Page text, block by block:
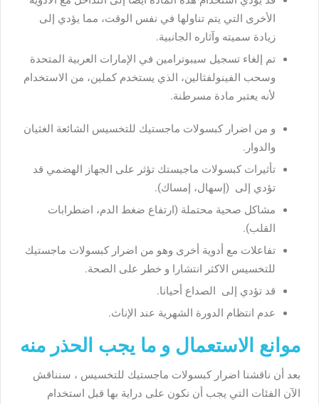
الأخرى التي يتم تناولها في نفس الوقت، مما يؤدي إلى
زيادة سميته وآثاره الجانبية.
تم إلغاء تسجيل سيبوترامين في الإمارات العربية المتحدة
وسحب الفينولفثالين، الذي يستخدم كملين، من الاستخدام
لأنه يعتبر مادة مسرطنة.
و من اضرار كبسولات ماجستيك للتخسيس الشائعة الغثيان
والدوار.
تأثيرات كبسولات ماجيستك تؤثر على الجهاز الهضمي قد
تؤدي إلى (إسهال، إمساك).
مشاكل صحية محتملة (ارتفاع ضغط الدم، اضطرابات
القلب).
تفاعلات مع أدوية أخرى وهو من اضرار كبسولات ماجستيك
للتخسيس الاكثر انتشارا و خطر على الصحة.
قد تؤدي إلى
الصداع أحيانا.
عدم انتظام الدورة الشهرية عند الإناث.
موانع الاستعمال و ما يجب الحذر منه
بعد أن ناقشنا اضرار كبسولات ماجستيك للتخسيس ، سنناقش
الآن الفئات التي يجب أن نكون على دراية بها قبل استخدام